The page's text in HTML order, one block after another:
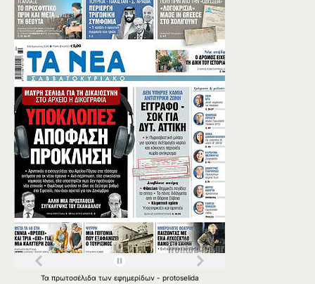
Τα πρωτοσέλιδα των εφημερίδων - protoselida